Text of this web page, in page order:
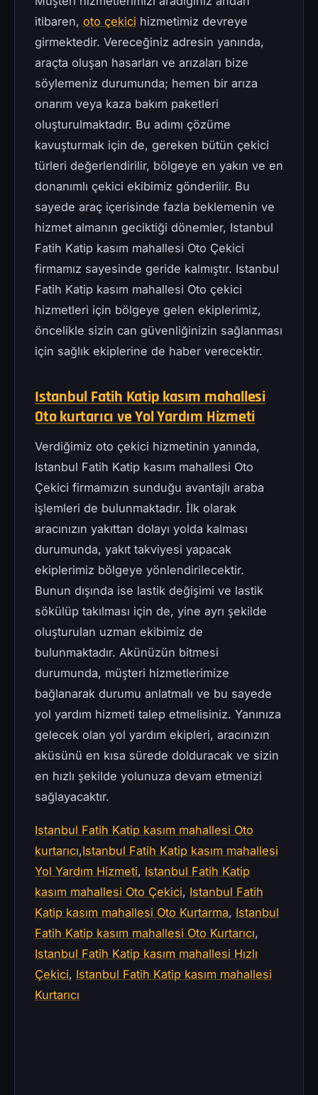
itibaren, oto çekici hizmetimiz devreye
girmektedir. Vereceğiniz adresin yanında,
araçta oluşan hasarları ve arızaları bize
söylemeniz durumunda; hemen bir arıza
onarım veya kaza bakım paketleri
oluşturulmaktadır. Bu adımı çözüme
kavuşturmak için de, gereken bütün çekici
türleri değerlendirilir, bölgeye en yakın ve en
donanımlı çekici ekibimiz gönderilir. Bu
sayede araç içerisinde fazla beklemenin ve
hizmet almanın geciktiği dönemler, Istanbul
Fatih Katip kasım mahallesi Oto Çekici
firmamız sayesinde geride kalmıştır. Istanbul
Fatih Katip kasım mahallesi Oto çekici
hizmetleri için bölgeye gelen ekiplerimiz,
öncelikle sizin can güvenliğinizin sağlanması
için sağlık ekiplerine de haber verecektir.
Istanbul Fatih Katip kasım mahallesi
Oto kurtarıcı ve Yol Yardım Hizmeti
Verdiğimiz oto çekici hizmetinin yanında,
Istanbul Fatih Katip kasım mahallesi Oto
Çekici firmamızın sunduğu avantajlı araba
işlemleri de bulunmaktadır. İlk olarak
aracınızın yakıttan dolayı yolda kalması
durumunda, yakıt takviyesi yapacak
ekiplerimiz bölgeye yönlendirilecektir.
Bunun dışında ise lastik değişimi ve lastik
sökülüp takılması için de, yine ayrı şekilde
oluşturulan uzman ekibimiz de
bulunmaktadır. Akünüzün bitmesi
durumunda, müşteri hizmetlerimize
bağlanarak durumu anlatmalı ve bu sayede
yol yardım hizmeti talep etmelisiniz. Yanınıza
gelecek olan yol yardım ekipleri, aracınızın
aküsünü en kısa sürede dolduracak ve sizin
en hızlı şekilde yolunuza devam etmenizi
sağlayacaktır.
Istanbul Fatih Katip kasım mahallesi Oto
kurtarıcı,Istanbul Fatih Katip kasım mahallesi
Yol Yardım Hizmeti, Istanbul Fatih Katip
kasım mahallesi Oto Çekici, Istanbul Fatih
Katip kasım mahallesi Oto Kurtarma, Istanbul
Fatih Katip kasım mahallesi Oto Kurtarıcı,
Istanbul Fatih Katip kasım mahallesi Hızlı
Çekici, Istanbul Fatih Katip kasım mahallesi
Kurtarıcı